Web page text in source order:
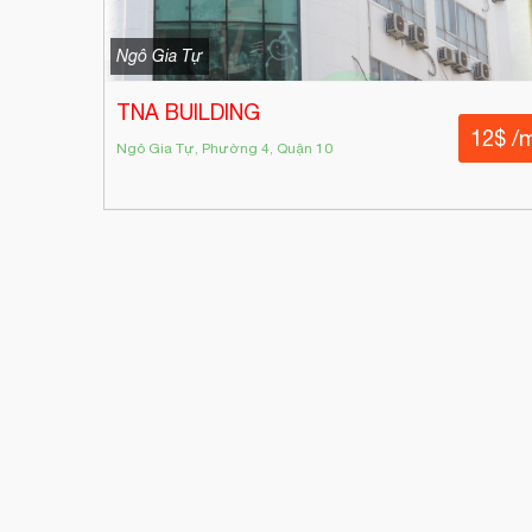
Ngô Gia Tự
TNA BUILDING
Ngô Gia Tự, Phường 4, Quận 10 12$ /